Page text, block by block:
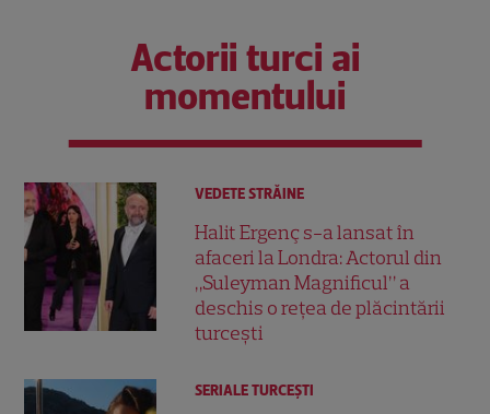
Actorii turci ai
momentului
VEDETE STRĂINE
Halit Ergenç s-a lansat în
afaceri la Londra: Actorul din
„Suleyman Magnificul” a
deschis o rețea de plăcintării
turcești
SERIALE TURCEŞTI